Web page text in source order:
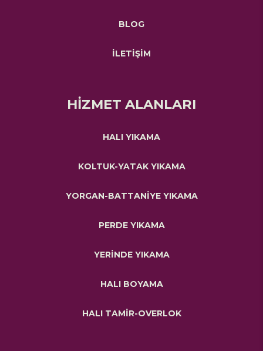
BLOG
İLETİŞİM
HİZMET ALANLARI
HALI YIKAMA
KOLTUK-YATAK YIKAMA
YORGAN-BATTANİYE YIKAMA
PERDE YIKAMA
YERİNDE YIKAMA
HALI BOYAMA
HALI TAMİR-OVERLOK